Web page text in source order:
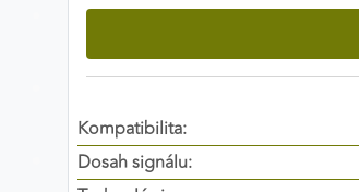
Kompatibilita:
Dosah signálu:
zvolený jazyk, región alebo
nim vám dokážeme poskytnúť
pohodlnejšie používanie webovej